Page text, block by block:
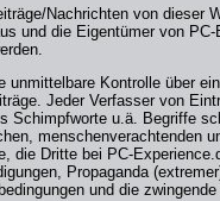
Nachrichten von dieser
und die Eigentümer von
unmittelbare Kontrolle über
Jeder Verfasser von
Schimpfworte u.ä. Begriffe
menschenverachtenden
die Dritte bei PC-
Propaganda
und die